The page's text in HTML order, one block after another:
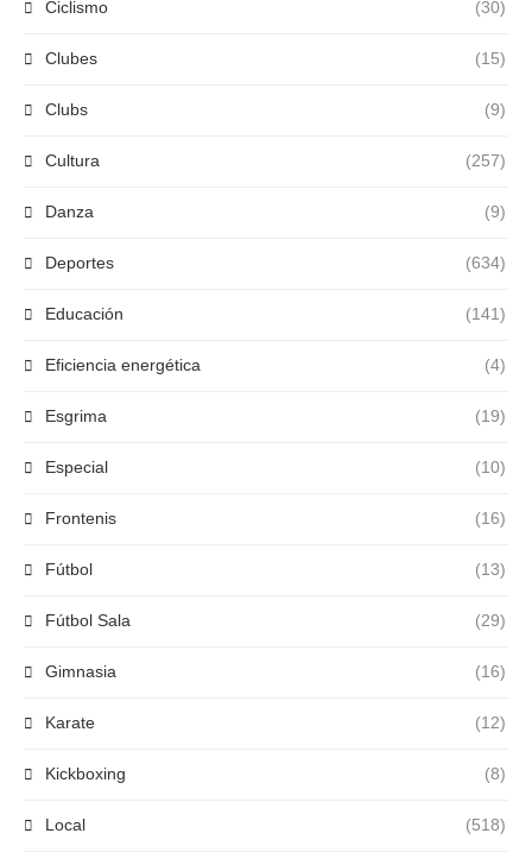
Ciclismo (30)
Clubes (15)
Clubs (9)
Cultura (257)
Danza (9)
Deportes (634)
Educación (141)
Eficiencia energética (4)
Esgrima (19)
Especial (10)
Frontenis (16)
Fútbol (13)
Fútbol Sala (29)
Gimnasia (16)
Karate (12)
Kickboxing (8)
Local (518)